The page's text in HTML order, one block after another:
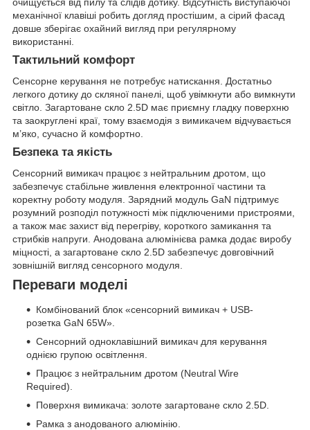
очищується від пилу та слідів дотику. Відсутність виступаючої
механічної клавіші робить догляд простішим, а сірий фасад
довше зберігає охайний вигляд при регулярному
використанні.
Тактильний комфорт
Сенсорне керування не потребує натискання. Достатньо
легкого дотику до скляної панелі, щоб увімкнути або вимкнути
світло. Загартоване скло 2.5D має приємну гладку поверхню
та заокруглені краї, тому взаємодія з вимикачем відчувається
м’яко, сучасно й комфортно.
Безпека та якість
Сенсорний вимикач працює з нейтральним дротом, що
забезпечує стабільне живлення електронної частини та
коректну роботу модуля. Зарядний модуль GaN підтримує
розумний розподіл потужності між підключеними пристроями,
а також має захист від перегріву, короткого замикання та
стрибків напруги. Анодована алюмінієва рамка додає виробу
міцності, а загартоване скло 2.5D забезпечує довговічний
зовнішній вигляд сенсорного модуля.
Переваги моделі
Комбінований блок «сенсорний вимикач + USB-
розетка GaN 65W».
Сенсорний одноклавішний вимикач для керування
однією групою освітлення.
Працює з нейтральним дротом (Neutral Wire
Required).
Поверхня вимикача: золоте загартоване скло 2.5D.
Рамка з анодованого алюмінію.